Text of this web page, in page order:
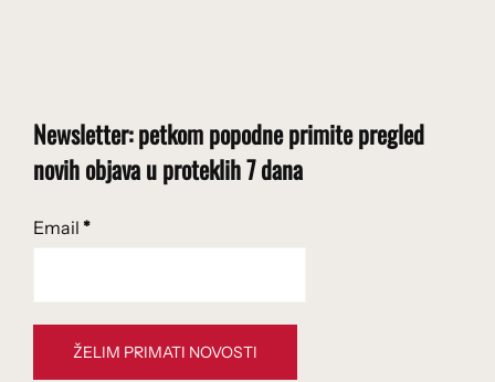
Newsletter: petkom popodne primite pregled
novih objava u proteklih 7 dana
Email *